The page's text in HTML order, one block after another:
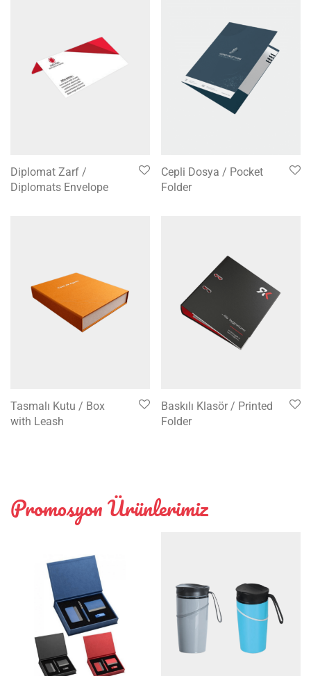
Diplomat Zarf /
Diplomats Envelope
Cepli Dosya / Pocket
Folder
Tasmalı Kutu / Box
with Leash
Baskılı Klasör / Printed
Folder
Promosyon Ürünlerimiz